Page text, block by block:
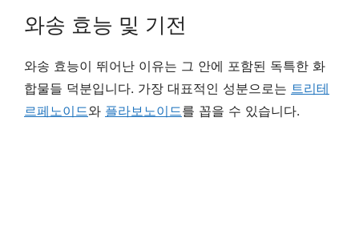
와송 효능 및 기전
와송 효능이 뛰어난 이유는 그 안에 포함된 독특한 화
합물들 덕분입니다. 가장 대표적인 성분으로는 트리테
르페노이드와 플라보노이드를 꼽을 수 있습니다.